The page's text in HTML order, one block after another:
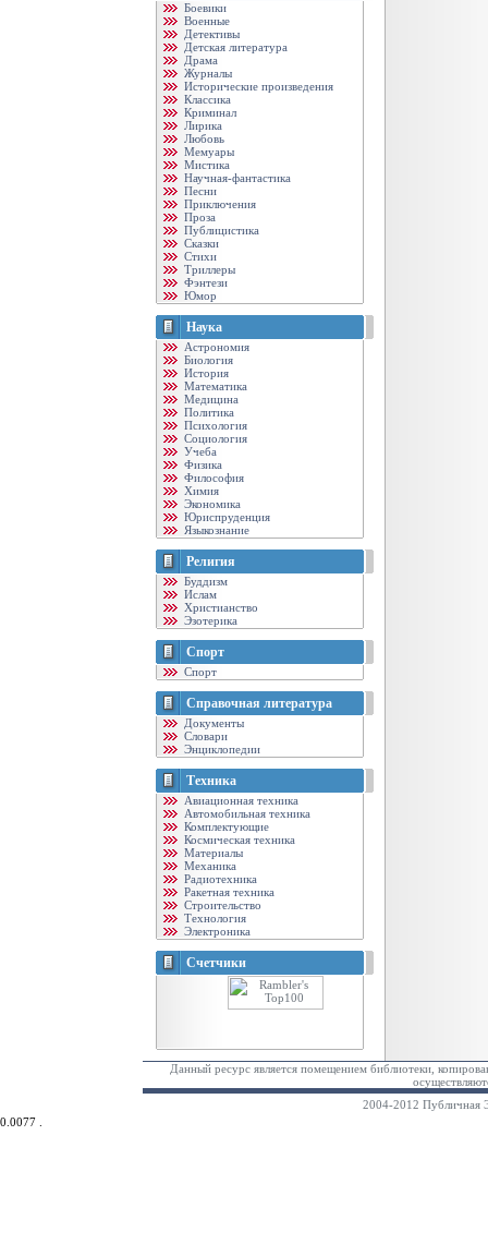
Боевики
Военные
Детективы
Детская литература
Драма
Журналы
Исторические произведения
Классика
Криминал
Лирика
Любовь
Мемуары
Мистика
Научная-фантастика
Песни
Приключения
Проза
Публицистика
Сказки
Стихи
Триллеры
Фэнтези
Юмор
Наука
Астрономия
Биология
История
Математика
Медицина
Политика
Психология
Социология
Учеба
Физика
Философия
Химия
Экономика
Юриспруденция
Языкознание
Религия
Буддизм
Ислам
Христианство
Эзотерика
Спорт
Спорт
Справочная литература
Документы
Словари
Энциклопедии
Техника
Авиационная техника
Автомобильная техника
Комплектующие
Космическая техника
Материалы
Механика
Радиотехника
Ракетная техника
Строительство
Технология
Электроника
Счетчики
Данный ресурс является помещением библиотеки,
2004-2012 Публичная
0.0077 .